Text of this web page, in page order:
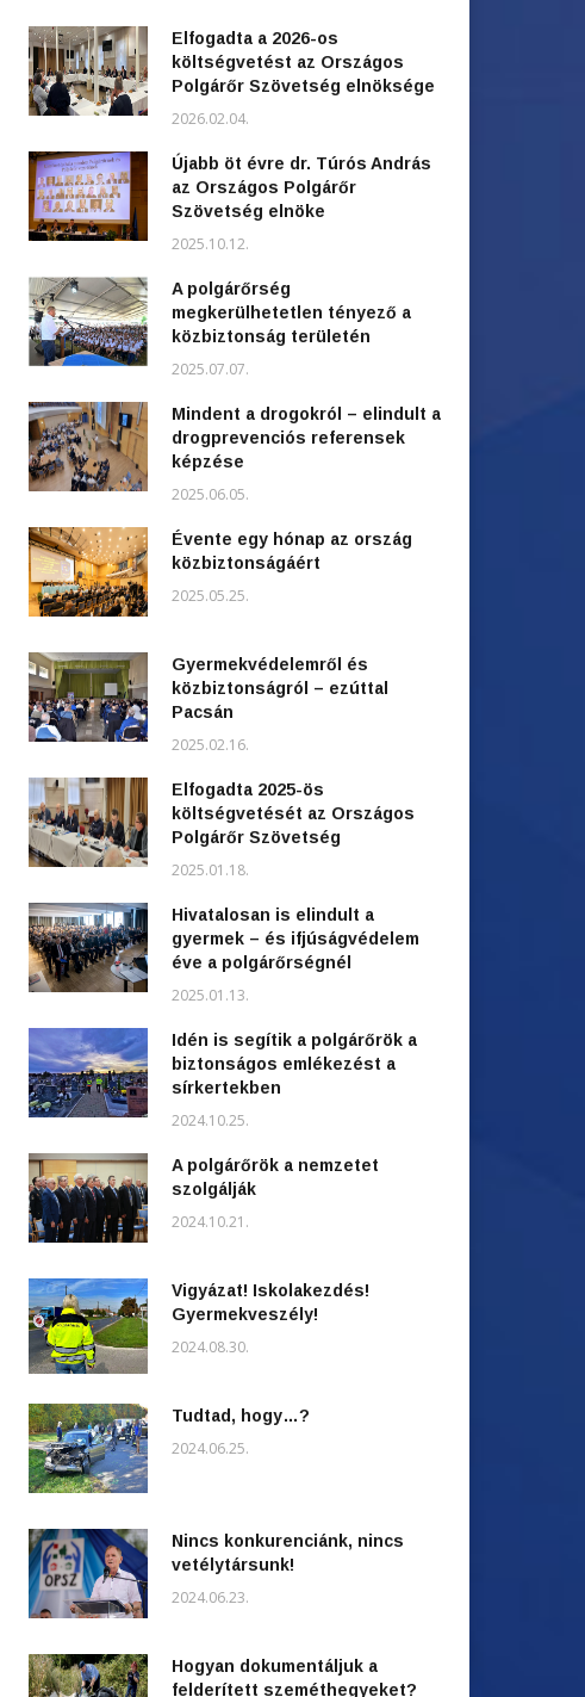
Elfogadta a 2026-os
költségvetést az Országos
Polgárőr Szövetség elnöksége
2026.02.04.
Újabb öt évre dr. Túrós András
az Országos Polgárőr
Szövetség elnöke
2025.10.12.
A polgárőrség
megkerülhetetlen tényező a
közbiztonság területén
2025.07.07.
Mindent a drogokról – elindult a
drogprevenciós referensek
képzése
2025.06.05.
Évente egy hónap az ország
közbiztonságáért
2025.05.25.
Gyermekvédelemről és
közbiztonságról – ezúttal
Pacsán
2025.02.16.
Elfogadta 2025-ös
költségvetését az Országos
Polgárőr Szövetség
2025.01.18.
Hivatalosan is elindult a
gyermek – és ifjúságvédelem
éve a polgárőrségnél
2025.01.13.
Idén is segítik a polgárőrök a
biztonságos emlékezést a
sírkertekben
2024.10.25.
A polgárőrök a nemzetet
szolgálják
2024.10.21.
Vigyázat! Iskolakezdés!
Gyermekveszély!
2024.08.30.
Tudtad, hogy…?
2024.06.25.
Nincs konkurenciánk, nincs
vetélytársunk!
2024.06.23.
Hogyan dokumentáljuk a
felderített szeméthegyeket?